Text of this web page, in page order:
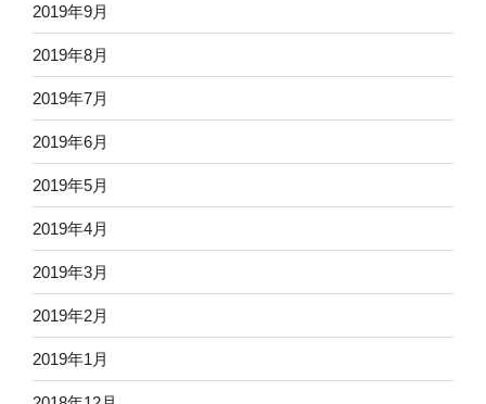
2019年9月
2019年8月
2019年7月
2019年6月
2019年5月
2019年4月
2019年3月
2019年2月
2019年1月